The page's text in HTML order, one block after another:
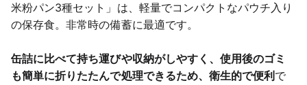
米粉パン3種セット」は、軽量でコンパクトなパウチ入り
の保存食。非常時の備蓄に最適です。
缶詰に比べて持ち運びや収納がしやすく、使用後のゴミ
も簡単に折りたたんで処理できるため、衛生的で便利 で